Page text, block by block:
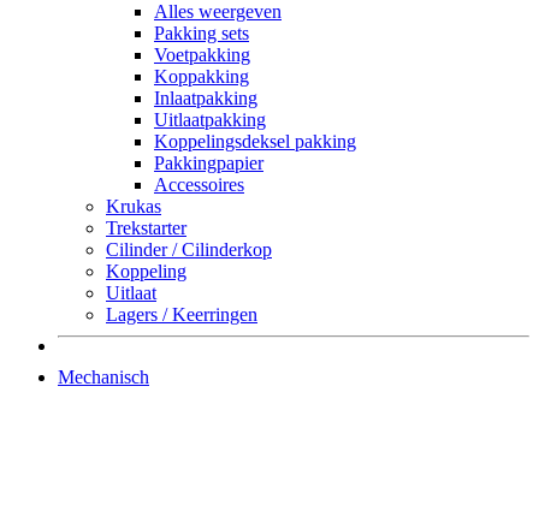
Alles weergeven
Pakking sets
Voetpakking
Koppakking
Inlaatpakking
Uitlaatpakking
Koppelingsdeksel pakking
Pakkingpapier
Accessoires
Krukas
Trekstarter
Cilinder / Cilinderkop
Koppeling
Uitlaat
Lagers / Keerringen
Mechanisch